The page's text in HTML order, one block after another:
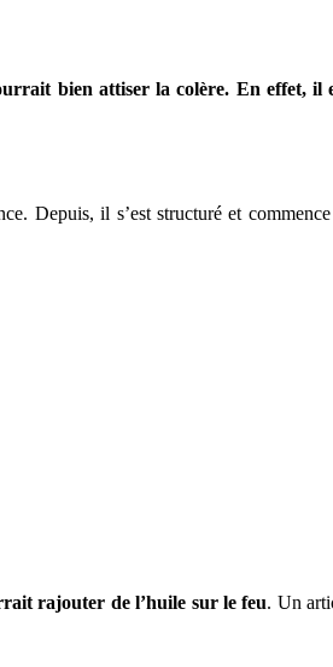
bien attiser la colère. En effet, il
Depuis, il s’est structuré et
rajouter de l’huile sur le feu. Un